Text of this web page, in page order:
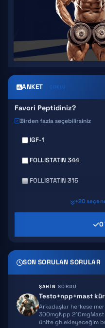
ANKET ÇOKLU
Favori Peptidiniz?
Birden fazla seçebilirsiniz
IGF-1
FOLLISTATIN 344
FOLLISTATIN 315
HEXARELIN
SERMORELIN
MOCT-C
IPT 141
+20
SON SORULAN SORULAR
ŞAHIN SORDU
Arkadaşlar herkese
300mgNpp
ünite gh ekleyeceğim